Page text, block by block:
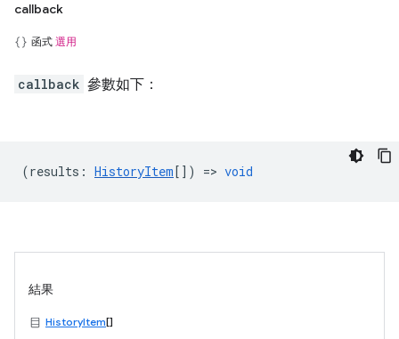
callback
函式 選用
callback 參數如下：
(results : HistoryItem[]) => void
結果
HistoryItem[]